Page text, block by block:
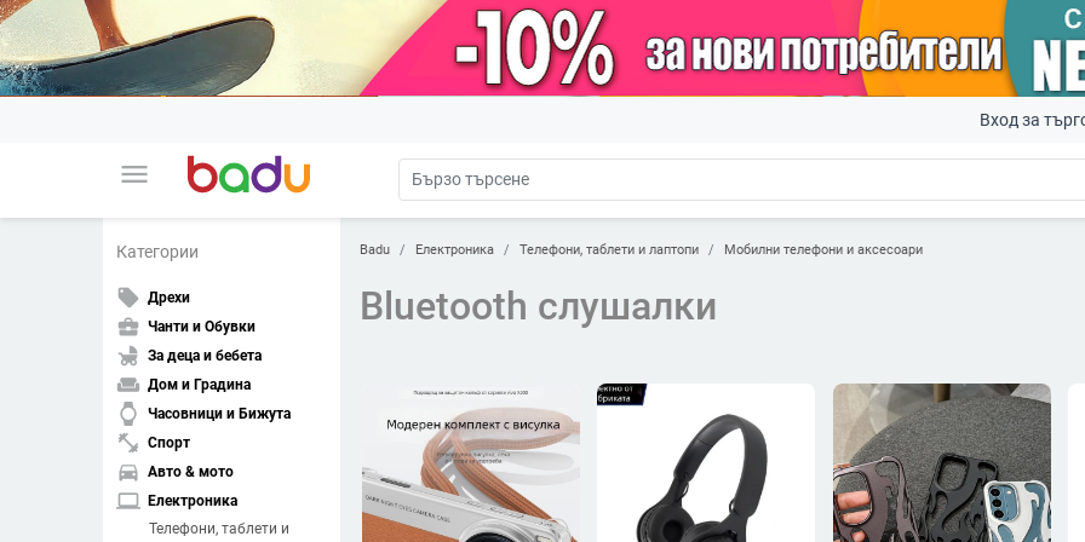
menu
Вход за
Категории
local_offer Дрехи
business_center Чанти и Обувки
child_friendly За деца и бебета
weekend Дом и Градина
watch Часовници и Бижута
fitness_center Спорт
directions_car Авто & мото
laptop Електроника
Телефони, таблети и
Badu Електроника Телефони, таблети и лаптопи Мобилни телефони и аксесоари
Bluetooth слушалки